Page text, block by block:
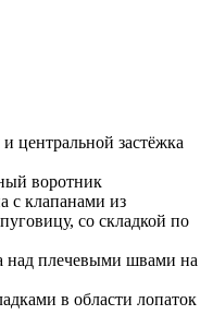
центральной застёжка
воротник
с клапанами из
со складкой по
над плечевыми швами на
в области лопаток